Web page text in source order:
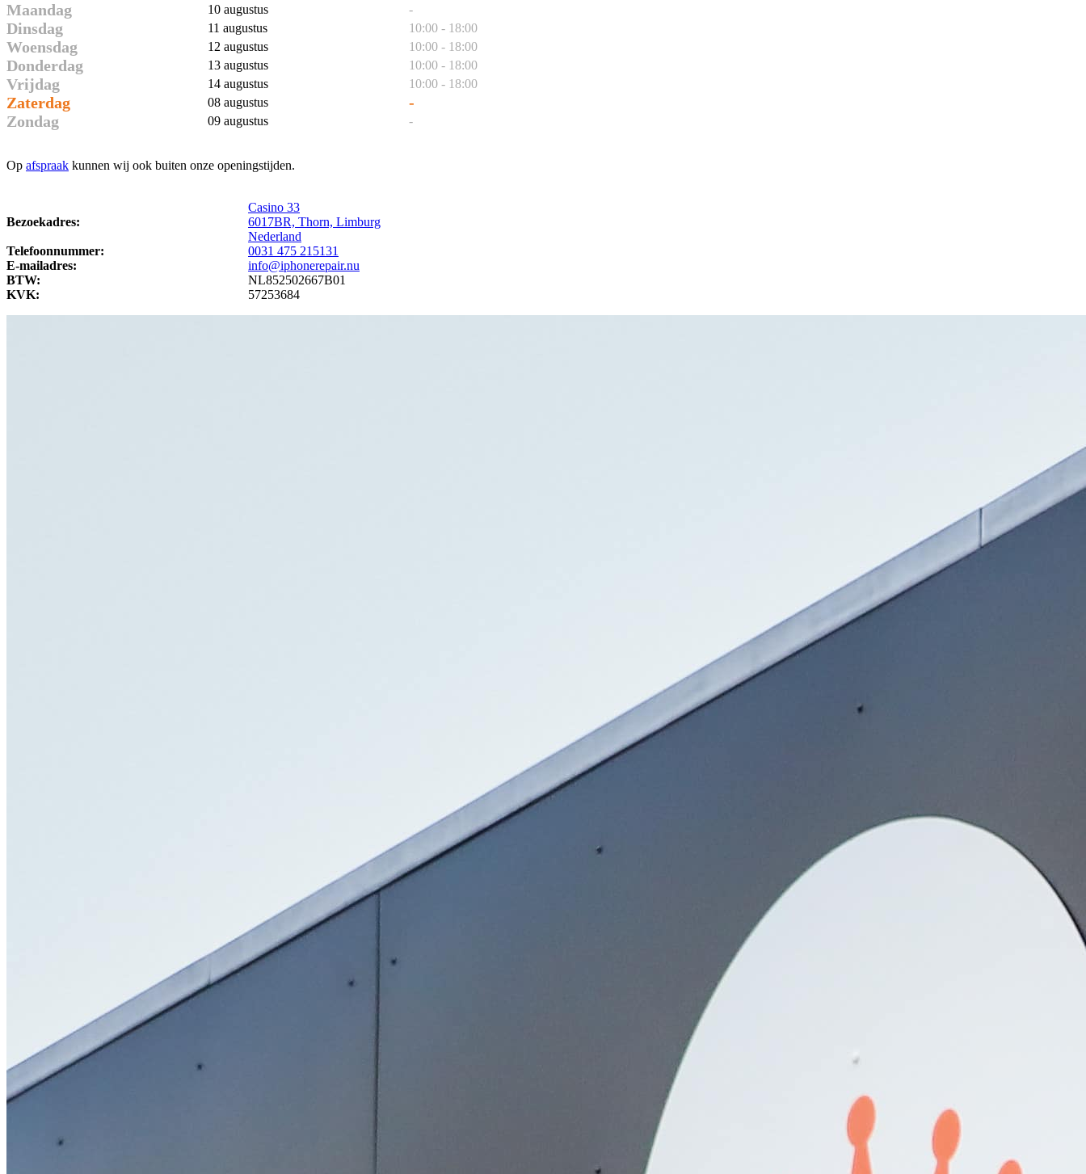
Maandag 10 augustus -
Dinsdag 11 augustus 10:00 - 18:00
Woensdag 12 augustus 10:00 - 18:00
Donderdag 13 augustus 10:00 - 18:00
Vrijdag 14 augustus 10:00 - 18:00
Zaterdag 08 augustus
-
Zondag
09 augustus -
Op afspraak kunnen wij ook buiten onze openingstijden.
Bezoekadres:
Casino 33
6017BR, Thorn, Limburg
Nederland
Telefoonnummer:
0031 475 215131
E-mailadres:
info@iphonerepair.nu
BTW:
NL852502667B01
KVK:
57253684